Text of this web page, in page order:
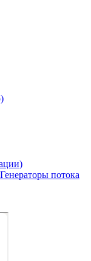
Генераторы потока